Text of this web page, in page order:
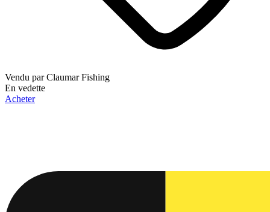
Vendu parClaumar Fishing
En vedette
Acheter